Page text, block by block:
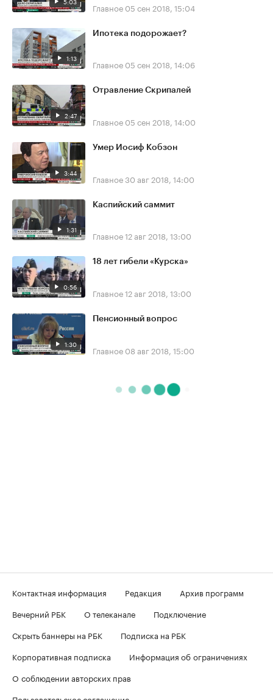
Главное 05 сен 2018, 15:04
1:13
Ипотека подорожает?
Главное 05 сен 2018, 14:06
2:47
Отравление Скрипалей
Главное 05 сен 2018, 14:00
3:44
Умер Иосиф Кобзон
Главное30 авг 2018, 14:00
1:31
Каспийский саммит
Главное12 авг 2018, 13:00
0:56
18 лет гибели «Курска»
Главное12 авг 2018, 13:00
1:30
Пенсионный вопрос
Главное 08 авг 2018, 15:00
Контактная информация Редакция
Архив программ
Вечерний РБК
О телеканале
Подключение
Скрыть баннеры на РБК
Подписка на РБК
Корпоративная подписка
Информация об ограничениях
О соблюдении авторских прав